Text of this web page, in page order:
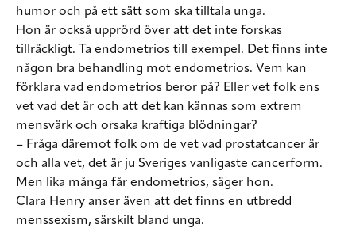
humor och på ett sätt som ska tilltala unga.
Hon är också upprörd över att det inte forskas
tillräckligt. Ta endometrios till exempel. Det finns inte
någon bra behandling mot endometrios. Vem kan
förklara vad endometrios beror på? Eller vet folk ens
vet vad det är och att det kan kännas som extrem
mensvärk och orsaka kraftiga blödningar?
– Fråga däremot folk om de vet vad prostatcancer är
och alla vet, det är ju Sveriges vanligaste cancerform.
Men lika många får endometrios, säger hon.
Clara Henry anser även att det finns en utbredd
menssexism, särskilt bland unga.